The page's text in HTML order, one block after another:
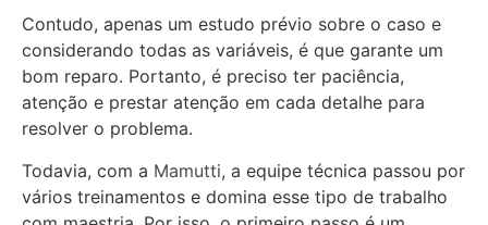
Contudo, apenas um estudo prévio sobre o caso e
considerando todas as variáveis, é que garante um
bom reparo. Portanto, é preciso ter paciência,
atenção e prestar atenção em cada detalhe para
resolver o problema.
Todavia, com a Mamutti, a equipe técnica passou por
vários treinamentos e domina esse tipo de trabalho